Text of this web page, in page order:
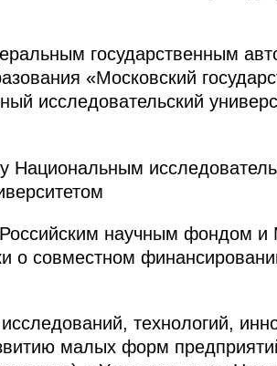
государственным
«Московский
исследовательский
научным фондом и
о совместном
технологий,
малых форм